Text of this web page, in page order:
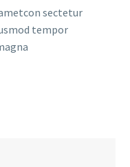
sectetur
tempor